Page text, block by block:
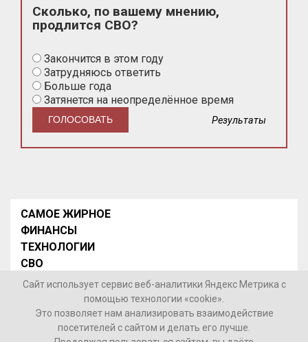
Сколько, по вашему мнению,
продлится СВО?
Закончится в этом году
Затрудняюсь ответить
Больше года
Затянется на неопределённое время
Результаты
САМОЕ ЖИРНОЕ
ФИНАНСЫ
ТЕХНОЛОГИИ
СВО
НОВОСТИ В МИРЕ
НОВОСТИ РОССИИ
Контакты
Сайт использует сервис веб-аналитики Яндекс Метрика с
помощью технологии «cookie».
Это позволяет нам анализировать взаимодействие
посетителей с сайтом и делать его лучше.